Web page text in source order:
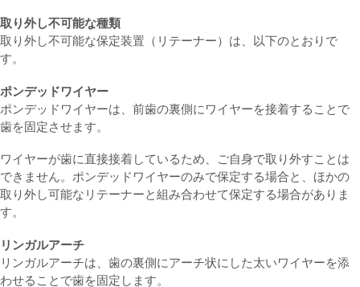
取り外し不可能な種類
取り外し不可能な保定装置（リテーナー）は、以下のとおりで
す。
ポンデッドワイヤー
ポンデッドワイヤーは、前歯の裏側にワイヤーを接着することで
歯を固定させます。
ワイヤーが歯に直接接着しているため、ご自身で取り外すことは
できません。ポンデッドワイヤーのみで保定する場合と、ほかの
取り外し可能なリテーナーと組み合わせて保定する場合がありま
す。
リンガルアーチ
リンガルアーチは、歯の裏側にアーチ状にした太いワイヤーを添
わせることで歯を固定します。